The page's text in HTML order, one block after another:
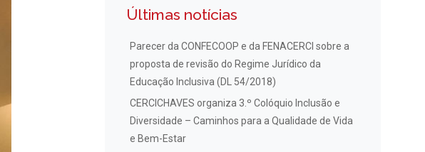
Últimas notícias
Parecer da CONFECOOP e da FENACERCI sobre a
proposta de revisão do Regime Jurídico da
Educação Inclusiva (DL 54/2018)
CERCICHAVES organiza 3.º Colóquio Inclusão e
Diversidade – Caminhos para a Qualidade de Vida
e Bem-Estar